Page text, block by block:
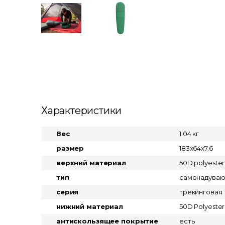
Характеристики
Вес
1.04 кг
размер
183x64х7.6
верхний материал
50D
тип
серия
трекинговая
нижний материал
50D Polyester
антискользящее покрытие
есть